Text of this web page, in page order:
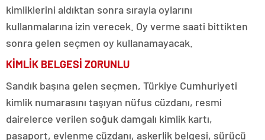
kimliklerini aldıktan sonra sırayla oylarını
kullanmalarına izin verecek. Oy verme saati bittikten
sonra gelen seçmen oy kullanamayacak.
KİMLİK BELGESİ ZORUNLU
Sandık başına gelen seçmen, Türkiye Cumhuriyeti
kimlik numarasını taşıyan nüfus cüzdanı, resmi
dairelerce verilen soğuk damgalı kimlik kartı,
pasaport, evlenme cüzdanı, askerlik belgesi, sürücü